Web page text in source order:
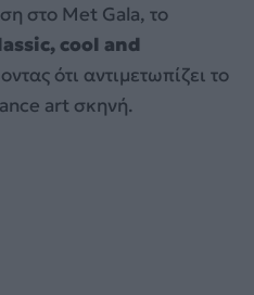
στο Met Gala, το
cool and
ότι αντιμετωπίζει το
art σκηνή.